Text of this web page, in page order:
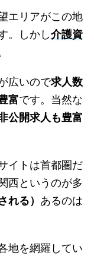
エリアがこの地
。しかし介護資
広いので求人数
富です。当然な
公開求人も豊富
イトは首都圏だ
西というのが多
れる） あるのは
地を網羅してい